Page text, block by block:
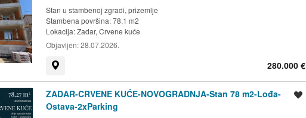
Stan u stambenoj zgradi, prizemlje
Stambena površina: 78.1 m2
Lokacija:Zadar, Crvene kuće
Objavljen:28.07.2026.
280.000 €
ZADAR-CRVENE KUĆE-NOVOGRADNJA-Stan 78 m2-Lođa-
Ostava-2xParking